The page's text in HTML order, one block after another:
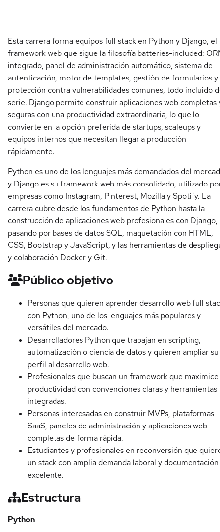
Esta carrera forma equipos full stack en Python y Django, el
framework web que sigue la filosofía batteries-included:
integrado, panel de administración automático, sistema de
autenticación, motor de templates, gestión de formularios y
protección contra vulnerabilidades comunes, todo incluido
serie. Django permite construir aplicaciones web completas
seguras con una productividad extraordinaria, lo que lo
convierte en la opción preferida de startups, scaleups y
equipos internos que necesitan llegar a producción
rápidamente.
Python es uno de los lenguajes más demandados del
y Django es su framework web más consolidado, utilizado
empresas como Instagram, Pinterest, Mozilla y Spotify. La
carrera cubre desde los fundamentos de Python hasta la
construcción de aplicaciones web profesionales con Django,
pasando por bases de datos SQL, maquetación con HTML,
CSS, Bootstrap y JavaScript, y las herramientas de
y colaboración Docker y Git.
Público objetivo
Personas que quieren aprender desarrollo web full
con Python, uno de los lenguajes más populares y
versátiles del mercado.
Desarrolladores Python que trabajan en scripting,
automatización o ciencia de datos y quieren ampliar su
perfil al desarrollo web.
Profesionales que buscan un framework que maximice
productividad con convenciones claras y herramientas
integradas.
Personas interesadas en construir MVPs, plataformas
SaaS, paneles de administración y aplicaciones web
completas de forma rápida.
Estudiantes y profesionales en reconversión que
un stack con amplia demanda laboral y documentación
excelente.
Estructura
Python